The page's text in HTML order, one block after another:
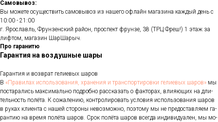
Самовывоз:
Вы можете осуществить самовывоз из нашего офлайн магазина каждый день с
10:00 - 21:00
г. Ярославль, Фрунзенский район, проспект фрунзе, 38 (ТРЦ Фреш!) 1 этаж за
лифтом, магазин ШарШарыч.
Про гаранитю
Гарантия на воздушные шары
Га­ран­тия и воз­врат ге­ли­евых ша­ров
В «Пра­ви­лах ис­поль­зо­ва­ния, хра­не­ния и тран­спор­ти­ров­ки ге­ли­евых ша­ров» мы
пос­та­рались мак­си­маль­но под­робно рас­ска­зать о фак­то­рах, вли­яющих на дли­
тель­ность по­лёта. К со­жале­нию, кон­тро­лиро­вать ус­ло­вия ис­поль­зо­вания ша­ров
в ру­ках кли­ен­та с на­шей сто­роны не­воз­можно, по­это­му мы не пре­дос­тавля­ем га­
ран­тию на вре­мя по­лёта ша­ров. Срок по­лёта ша­ров всег­да ин­ди­виду­ален, мы мо­